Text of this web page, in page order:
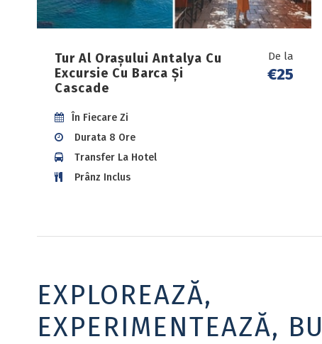
Tur Al Orașului Antalya Cu
Excursie Cu Barca Și
Cascade
De la
€25
În Fiecare Zi
Durata 8 Ore
Transfer La Hotel
Prânz Inclus
EXPLOREAZĂ,
EXPERIMENTEAZĂ,